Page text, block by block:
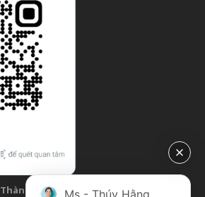
Thành Công Flower| Design bởi
Ms - Thúy Hằng